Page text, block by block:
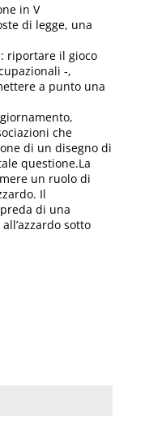
in V
di legge, una
riportare il gioco
-,
a punto una
che
di un disegno di
questione.La
un ruolo di
Il
di una
sotto